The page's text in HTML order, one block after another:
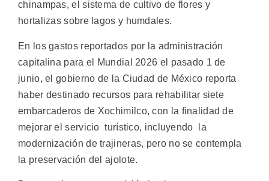
chinampas, el sistema de cultivo de flores y
hortalizas sobre lagos y humdales.
En los gastos reportados por la administración
capitalina para el Mundial 2026 el pasado 1 de
junio, el gobierno de la Ciudad de México reporta
haber destinado recursos para rehabilitar siete
embarcaderos de Xochimilco, con la finalidad de
mejorar el servicio turístico, incluyendo la
modernización de trajineras, pero no se contempla
la preservación del ajolote.